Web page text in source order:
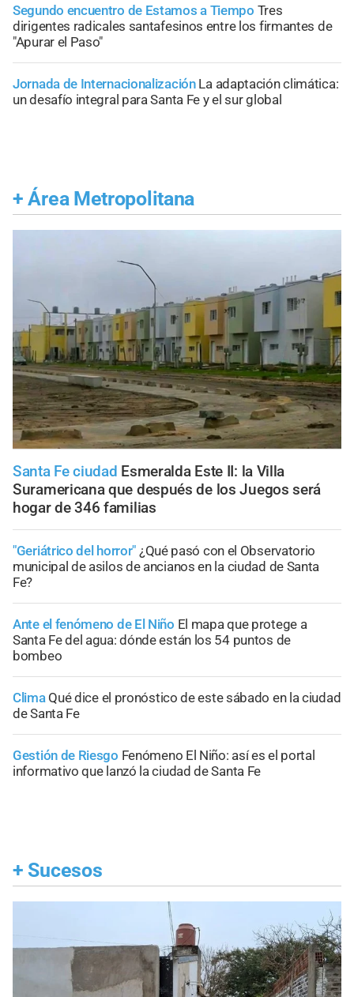
Segundo encuentro de Estamos a Tiempo Tres
dirigentes radicales santafesinos entre los firmantes de
"Apurar el Paso"
Jornada de Internacionalización La adaptación climática:
un desafío integral para Santa Fe y el sur global
+ Área Metropolitana
Santa Fe ciudad Esmeralda Este II: la Villa
Suramericana que después de los Juegos será
hogar de 346 familias
"Geriátrico del horror" ¿Qué pasó con el Observatorio
municipal de asilos de ancianos en la ciudad de Santa
Fe?
Ante el fenómeno de El Niño El mapa que protege a
Santa Fe del agua: dónde están los 54 puntos de
bombeo
Clima Qué dice el pronóstico de este sábado en la ciudad
de Santa Fe
Gestión de Riesgo Fenómeno El Niño: así es el portal
informativo que lanzó la ciudad de Santa Fe
+ Sucesos